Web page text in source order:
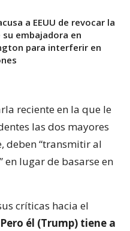
a EEUU de revocar la
su embajadora en
para interferir en
reciente en la que le
las dos mayores
deben “transmitir al
lugar de basarse en
críticas hacia el
él (Trump) tiene a